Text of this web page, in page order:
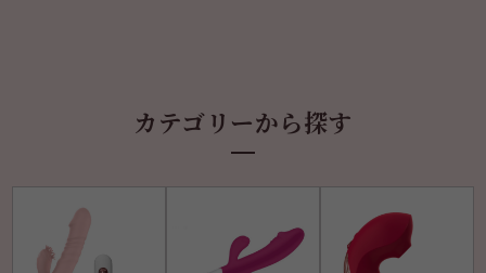
カテゴリーから探す